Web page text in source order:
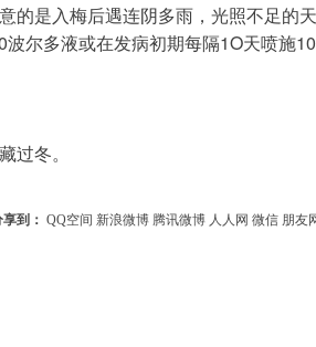
的是入梅后遇连阴多雨，光照不足
尔多液或在发病初期每隔1O天喷施
过冬。
到： QQ空间 新浪微博 腾讯微博 人人网 微信 朋友